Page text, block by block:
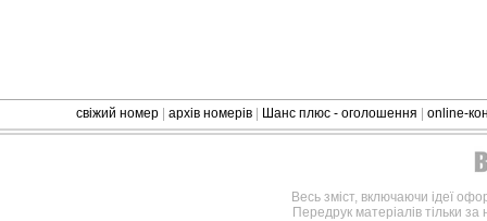
свіжий номер архів номерів Шанс плюс - оголошення online-
Весь зміст, включаючи ідеї
Передрук матеріалів тільки